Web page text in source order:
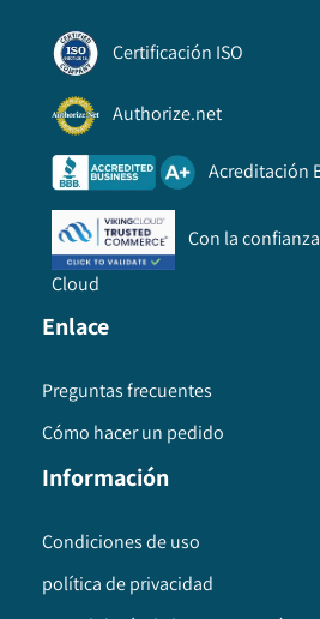
Certificación ISO
Authorize.net
Acreditación
Con la
Cloud
Enlace
Preguntas frecuentes
Cómo hacer un pedido
Información
Condiciones de uso
política de privacidad